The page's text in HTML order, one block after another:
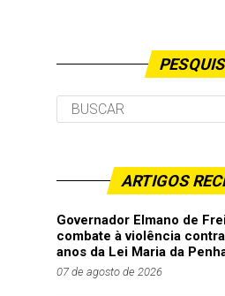
ARTIGOS
Governador Elmano de
combate à violência
anos da Lei Maria da
07 de agosto de 2026